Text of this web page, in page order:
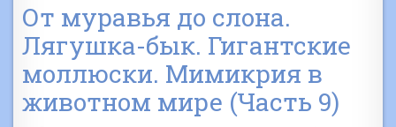
От муравья до слона.
Лягушка-бык. Гигантские
моллюски. Мимикрия в
животном мире (Часть 9)